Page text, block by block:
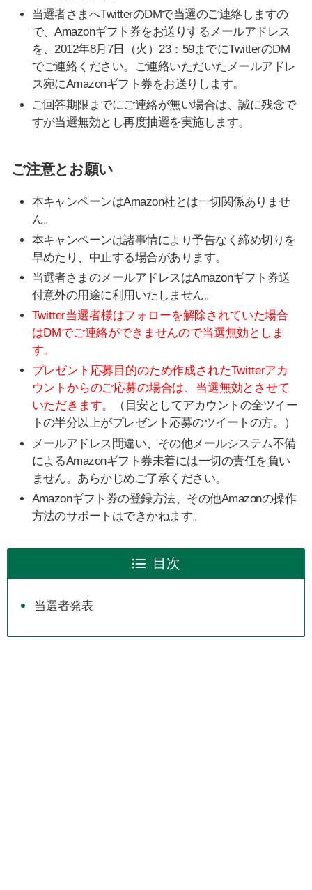
当選者さまへTwitterのDMで当選のご連絡しますの
で、Amazonギフト券をお送りするメールアドレス
を、2012年8月7日（火）23：59までにTwitterのDM
でご連絡ください。ご連絡いただいたメールアドレ
ス宛にAmazonギフト券をお送りします。
ご回答期限までにご連絡が無い場合は、誠に残念で
すが当選無効とし再度抽選を実施します。
ご注意とお願い
本キャンペーンはAmazon社とは一切関係ありませ
ん。
本キャンペーンは諸事情により予告なく締め切りを
早めたり、中止する場合があります。
当選者さまのメールアドレスはAmazonギフト券送
付意外の用途に利用いたしません。
Twitter当選者様はフォローを解除されていた場合
はDMでご連絡ができませんので当選無効としま
す。
プレゼント応募目的のため作成されたTwitterアカ
ウントからのご応募の場合は、当選無効とさせて
いただきます。
（目安としてアカウントの全ツイー
トの半分以上がプレゼント応募のツイートの方。）
メールアドレス間違い、その他メールシステム不備
によるAmazonギフト券未着には一切の責任を負い
ません。あらかじめご了承ください。
Amazonギフト券の登録方法、その他Amazonの操作
方法のサポートはできかねます。
目次
当選者発表